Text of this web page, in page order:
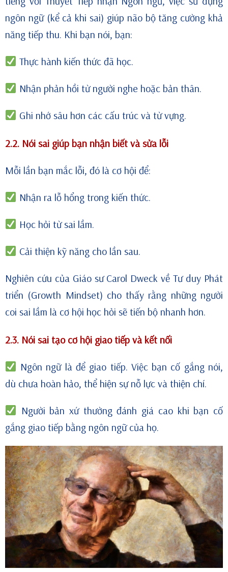
ngôn ngữ (kể cả khi sai) giúp não bộ tăng cường khả
năng tiếp thu. Khi bạn nói, bạn:
Thực hành kiến thức đã học.
Nhận phản hồi từ người nghe hoặc bản thân.
Ghi nhớ sâu hơn các cấu trúc và từ vựng.
2.2. Nói sai giúp bạn nhận biết và sửa lỗi
Mỗi lần bạn mắc lỗi, đó là cơ hội để:
Nhận ra lỗ hổng trong kiến thức.
Học hỏi từ sai lầm.
Cải thiện kỹ năng cho lần sau.
Nghiên cứu của Giáo sư Carol Dweck về Tư duy Phát
triển (Growth Mindset) cho thấy rằng những người
coi sai lầm là cơ hội học hỏi sẽ tiến bộ nhanh hơn.
2.3. Nói sai tạo cơ hội giao tiếp và kết nối
Ngôn ngữ là để giao tiếp. Việc bạn cố gắng nói,
dù chưa hoàn hảo, thể hiện sự nỗ lực và thiện chí.
Người bản xứ thường đánh giá cao khi bạn cố
gắng giao tiếp bằng ngôn ngữ của họ.